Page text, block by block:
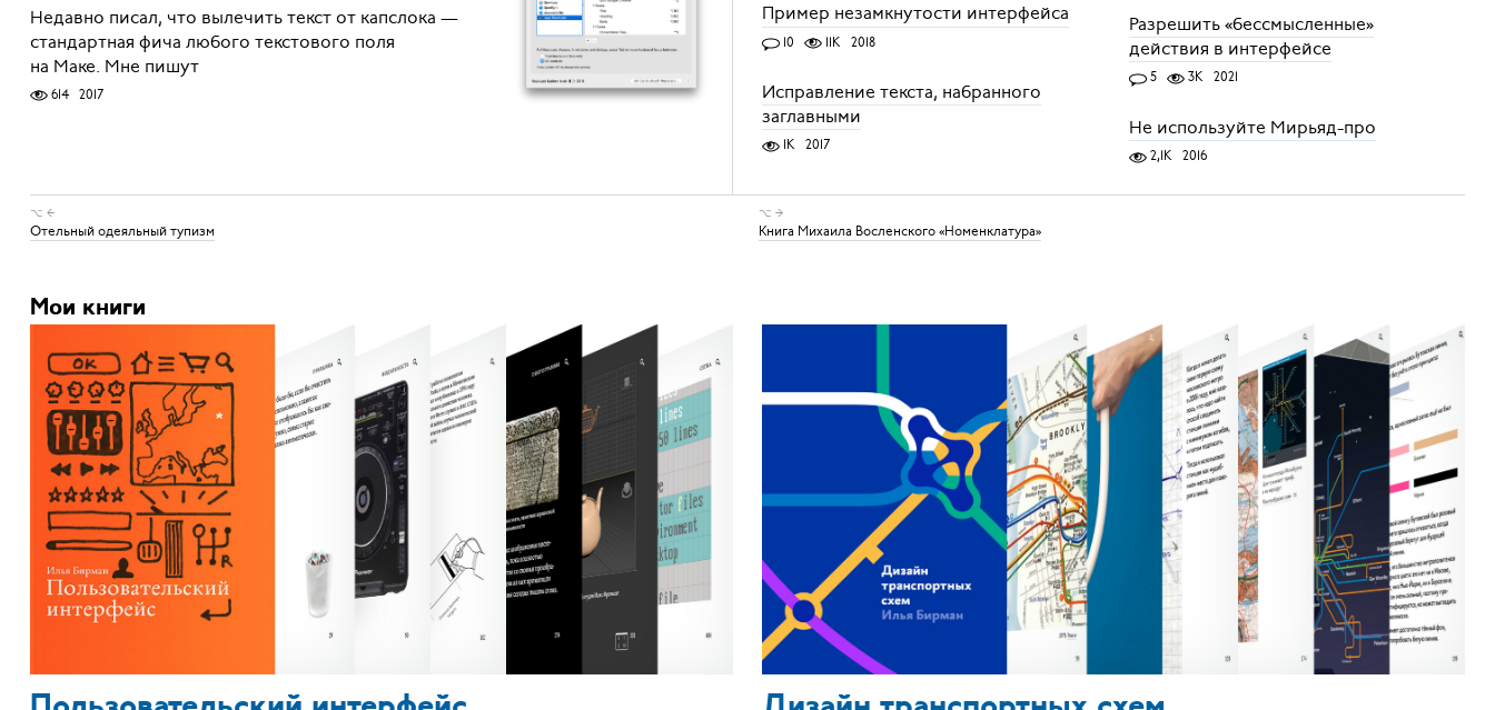
Недавно писал, что вылечить текст от капслока —
стандартная фича любого текстового поля
на Маке. Мне пишут
614 2017
Пример незамкнутости интерфейса
10 11K 2018
Исправление текста, набранного
заглавными
1K 2017
Разрешить «бессмысленные»
действия в интерфейсе
5 3K 2021
Не используйте Мирьяд-про
2,1K 2016
⌥ ←
Отельный одеяльный тупизм
⌥ →
Книга Михаила Восленского «Номенклатура»
Мои книги